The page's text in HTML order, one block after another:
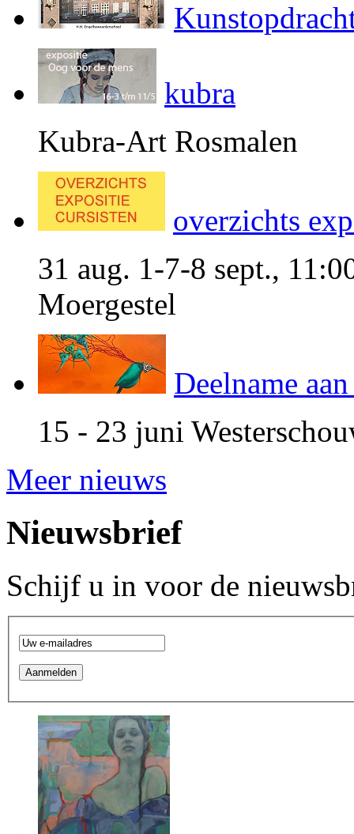
kubra
Kubra-Art Rosmalen
overzichts
31 aug. 1-7-8 sept.,
Moergestel
Deelname
15 - 23 juni
Meer nieuws
Nieuwsbrief
Schijf u in voor de